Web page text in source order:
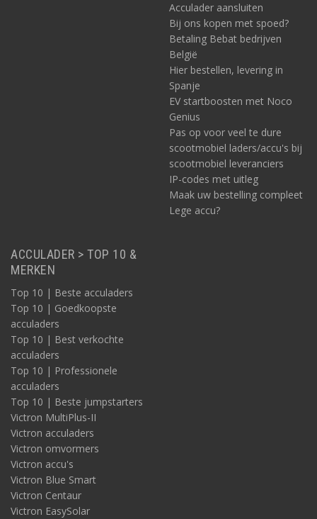
Acculader aansluiten
Bij ons kopen met spoed?
Betaling Bebat bedrijven
België
Hier bestellen, levering in
Spanje
EV startboosten met Noco
Genius
Pas op voor veel te dure
scootmobiel laders/accu's bij
scootmobiel leveranciers
IP-codes met uitleg
Maak uw bestelling compleet
Lege accu?
ACCULADER > TOP 10 &
MERKEN
Top 10 | Beste acculaders
Top 10 | Goedkoopste
acculaders
Top 10 | Best verkochte
acculaders
Top 10 | Professionele
acculaders
Top 10 | Beste jumpstarters
Victron MultiPlus-II
Victron acculaders
Victron omvormers
Victron accu's
Victron Blue Smart
Victron Centaur
Victron EasySolar